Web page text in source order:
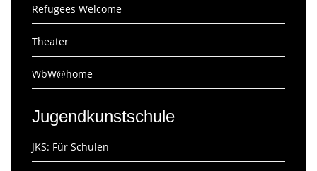
Refugees Welcome
Theater
WbW@home
Jugendkunstschule
JKS: Für Schulen